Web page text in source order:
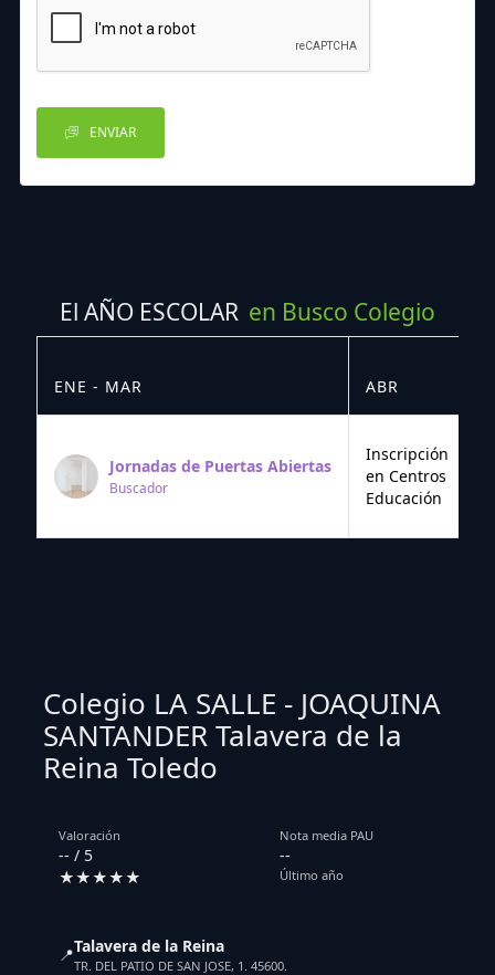
ENVIAR
El AÑO ESCOLAR en Busco Colegio
ENE - MAR ABR
Jornadas de Puertas Abiertas
Buscador
Inscripción
en Centros
Educación
Colegio LA SALLE - JOAQUINA
SANTANDER Talavera de la
Reina Toledo
Valoración
-- / 5
★★★★★
Nota media PAU
--
Último año
📍Talavera de la Reina
TR. DEL PATIO DE SAN JOSE, 1. 45600.